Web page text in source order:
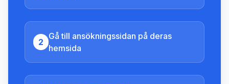
2
Gå till ansökningssidan på deras
hemsida